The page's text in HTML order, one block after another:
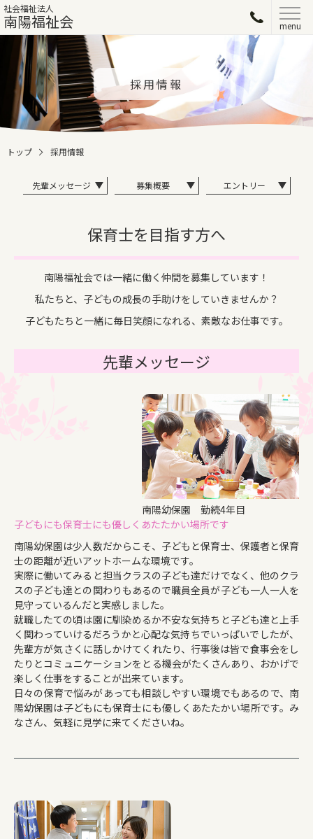
menu
社会福祉法人
南陽福祉会
採用情報
トップ 採用情報
先輩メッセージ 募集概要 エントリー
保育士を目指す方へ
南陽福祉会では一緒に働く仲間を募集しています！
私たちと、子どもの成長の手助けをしていきませんか？
子どもたちと一緒に毎日笑顔になれる、素敵なお仕事です。
先輩メッセージ
南陽幼保園 勤続4年目
子どもにも保育士にも優しくあたたかい場所です
南陽幼保園は少人数だからこそ、子どもと保育士、保護者と保育
士の距離が近いアットホームな環境です。
実際に働いてみると担当クラスの子ども達だけでなく、他のクラ
スの子ども達との関わりもあるので職員全員が子ども一人一人を
見守っているんだと実感しました。
就職したての頃は園に馴染めるか不安な気持ちと子ども達と上手
く関わっていけるだろうかと心配な気持ちでいっぱいでしたが、
先輩方が気さくに話しかけてくれたり、行事後は皆で食事会をし
たりとコミュニケーションをとる機会がたくさんあり、おかげで
楽しく仕事をすることが出来ています。
日々の保育で悩みがあっても相談しやすい環境でもあるので、南
陽幼保園は子どもにも保育士にも優しくあたたかい場所です。み
なさん、気軽に見学に来てくださいね。